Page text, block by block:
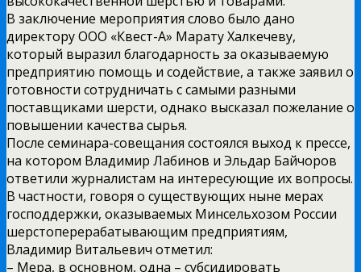
В заключение мероприятия слово было дано
директору ООО «Квест-А» Марату Халкечеву,
который выразил благодарность за оказываемую
предприятию помощь и содействие, а также заявил о
готовности сотрудничать с самыми разными
поставщиками шерсти, однако высказал пожелание о
повышении качества сырья.
После семинара-совещания состоялся выход к прессе,
на котором Владимир Лабинов и Эльдар Байчоров
ответили журналистам на интересующие их вопросы.
В частности, говоря о существующих ныне мерах
господдержки, оказываемых Минсельхозом России
шерстоперерабатывающим предприятиям,
Владимир Витальевич отметил:
– Мера, в основном, одна – субсидировать